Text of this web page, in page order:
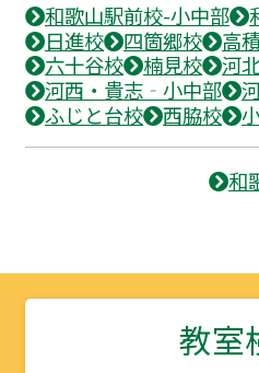
和歌山駅前校-小中部
日進校
四箇郷校 高
六十谷校
楠見校
河
河西・貴志‐小中部
ふじと台校
西脇校
和
教室